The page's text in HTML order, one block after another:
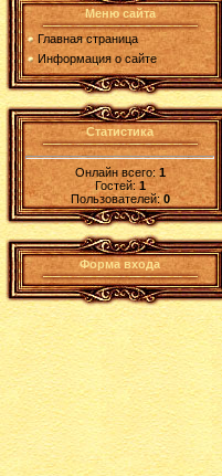
Меню сайта
Главная страница
Информация о сайте
Статистика
Онлайн всего:1
Гостей:1
Пользователей: 0
Форма входа